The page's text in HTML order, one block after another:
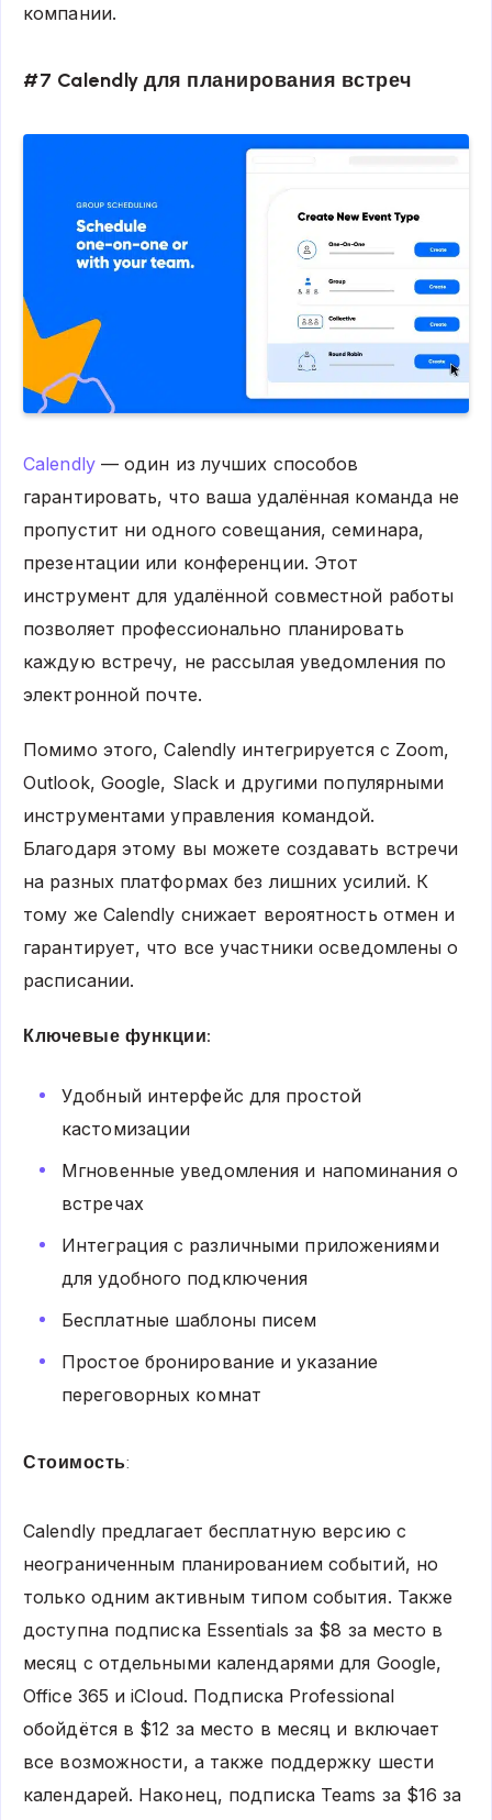
компании.
#7 Calendly для планирования встреч
Calendly— один из лучших способов
гарантировать, что ваша удалённая команда не
пропустит ни одного совещания, семинара,
презентации или конференции. Этот
инструмент для удалённой совместной работы
позволяет профессионально планировать
каждую встречу, не рассылая уведомления по
электронной почте.
Помимо этого, Calendly интегрируется с Zoom,
Outlook, Google, Slack и другими популярными
инструментами управления командой.
Благодаря этому вы можете создавать встречи
на разных платформах без лишних усилий. К
тому же Calendly снижает вероятность отмен и
гарантирует, что все участники осведомлены о
расписании.
Ключевые функции:
Удобный интерфейс для простой
кастомизации
Мгновенные уведомления и напоминания о
встречах
Интеграция с различными приложениями
для удобного подключения
Бесплатные шаблоны писем
Простое бронирование и указание
переговорных комнат
Стоимость:
Calendly предлагает бесплатную версию с
неограниченным планированием событий, но
только одним активным типом события. Также
доступна подписка Essentials за $8 за место в
месяц с отдельными календарями для Google,
Office 365 и iCloud. Подписка Professional
обойдётся в $12 за место в месяц и включает
все возможности, а также поддержку шести
календарей. Наконец, подписка Teams за $16 за